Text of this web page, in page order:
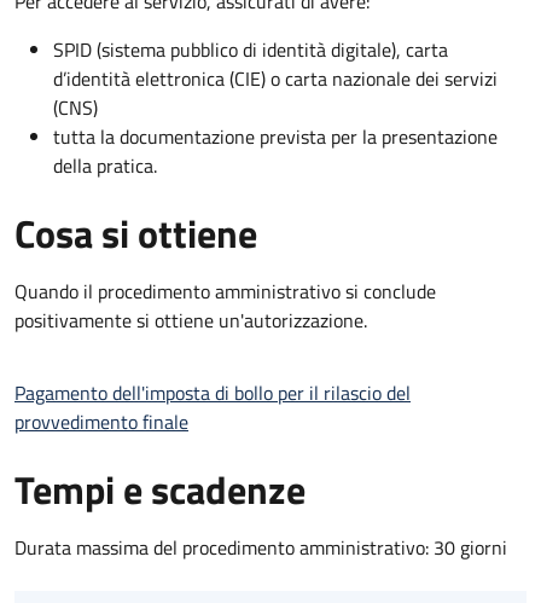
SPID (sistema pubblico di identità digitale), carta
d’identità elettronica (CIE) o carta nazionale dei servizi
(CNS)
tutta la documentazione prevista per la presentazione
della pratica.
Cosa si ottiene
Quando il procedimento amministrativo si conclude
positivamente si ottiene un'autorizzazione.
Pagamento dell'imposta di bollo per il rilascio del
provvedimento finale
Tempi e scadenze
Durata massima del procedimento amministrativo: 30 giorni